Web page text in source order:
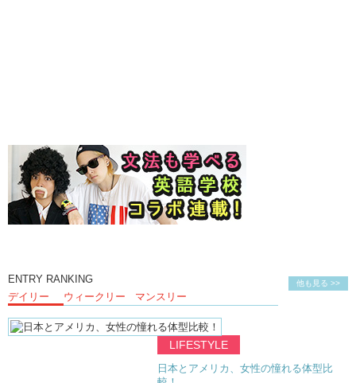
他も見る >>
ENTRY RANKING
デイリー
ウィークリー マンスリー
LIFESTYLE
日本とアメリカ、女性の憧れる体型比